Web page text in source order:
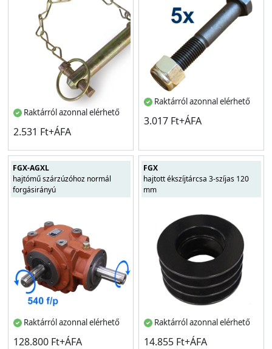
Raktárról azonnal elérhető
2.531 Ft+ÁFA
Raktárról azonnal elérhető
3.017 Ft+ÁFA
FGX-AGXL
hajtómű szárzúzóhoz normál
forgásirányú
Raktárról azonnal elérhető
128.800 Ft+ÁFA
FGX
hajtott ékszíjtárcsa 3-szíjas 120
mm
Raktárról azonnal elérhető
14.855 Ft+ÁFA